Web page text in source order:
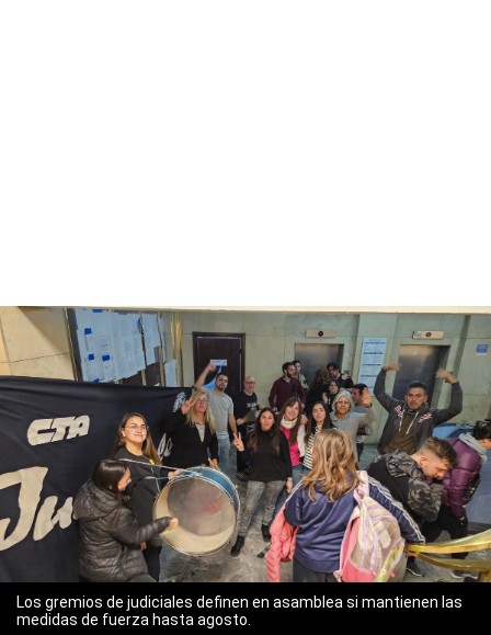
Los gremios de judiciales definen en asamblea si mantienen las
medidas de fuerza hasta agosto.